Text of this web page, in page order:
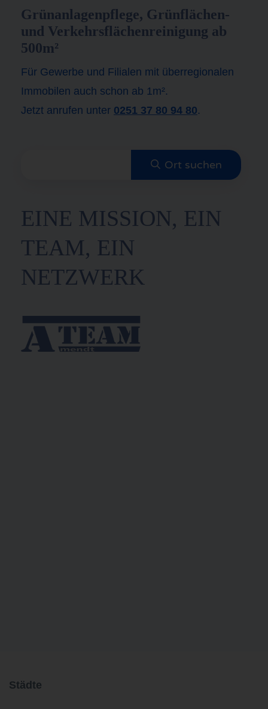
Grünanlagenpflege, Grünflächen-
und Verkehrsflächenreinigung ab
500m²
Für Gewerbe und Filialen mit überregionalen
Immobilen auch schon ab 1m².
Jetzt anrufen unter 0251 37 80 94 80.
EINE MISSION, EIN
TEAM, EIN
NETZWERK
Städte